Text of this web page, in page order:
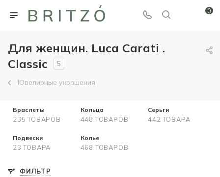
0
Для женщин. Luca Carati .
Classic
5
Ювелирные украшения
Браслеты
235 ТОВАРОВ
Кольца
448 ТОВАРОВ
Серьги
442 ТОВАРА
Подвески
23 ТОВАРА
Колье
468 ТОВАРОВ
ФИЛЬТР